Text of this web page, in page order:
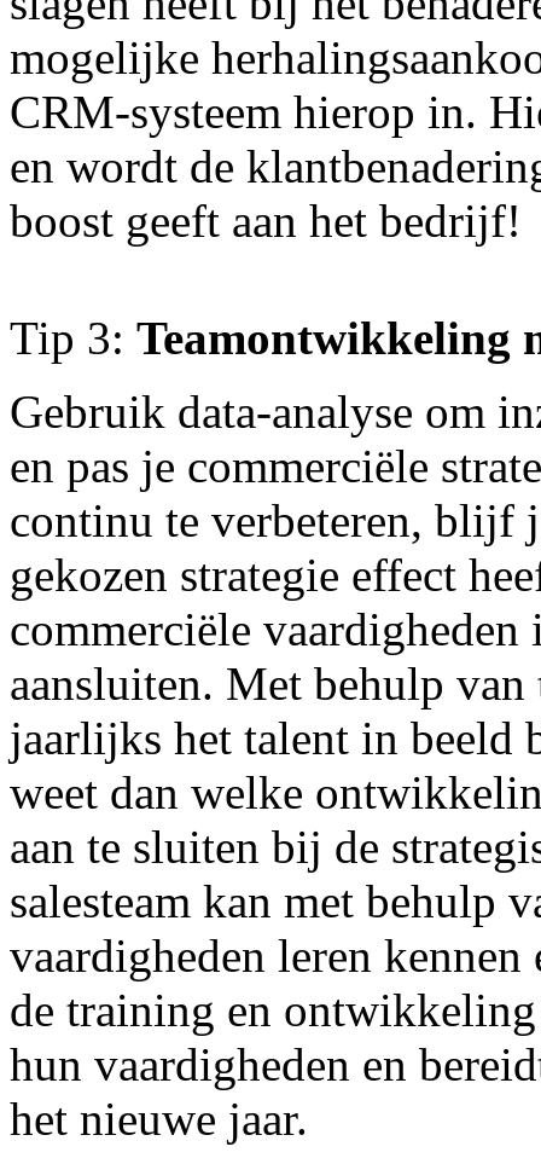
mogelijke
CRM-systeem hierop in.
en wordt de
boost geeft aan het bedrijf!
Tip 3: Teamontwikkeling
Gebruik data-analyse om
en pas je commerciële
continu te verbeteren, blijf
gekozen strategie effect
commerciële
aansluiten. Met behulp
jaarlijks het talent in beeld
weet dan welke
aan te sluiten bij de
salesteam kan met behulp
vaardigheden leren
de training en
hun vaardigheden en
het nieuwe jaar.